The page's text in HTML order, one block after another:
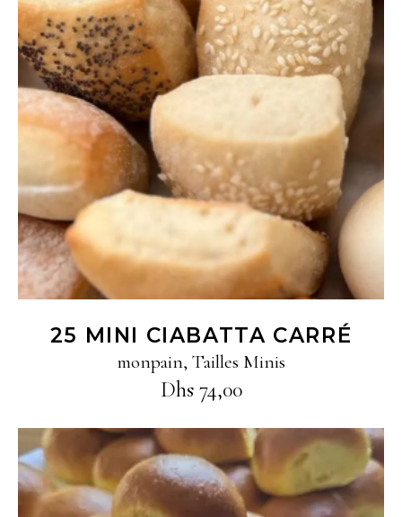
Ajouter au panier
25 MINI CIABATTA CARRÉ
monpain, Tailles Minis
Dhs74,00